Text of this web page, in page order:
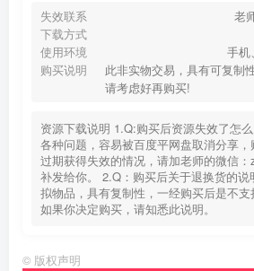
失效联系
老
下载方式
使用环境
手机
购买说明
此非实物交易，具有可复制
请考虑好再购买!
资源下载说明 1.Q:购买后资源失效了怎
各种问题，容易被百度平网盘取消分享
过期获得失效的情况，请加老师的微信
补发给你。 2.Q：购买后关于退换货的
拟物品，具有复制性，一经购买后是不支
如果你决定购买，请知悉此说明。
© 版权声明